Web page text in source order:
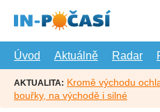
hlavní
Úvod
Aktuálně Radar
AKTUALITA: Kromě východu
bouřky, na východě i silné